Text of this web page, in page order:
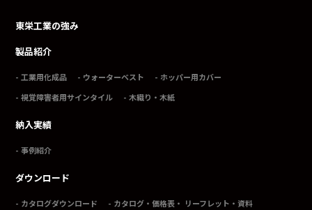
東栄工業の強み
製品紹介
工業用化成品 ウォーターベスト
ホッパー用カバー
視覚障害者用サインタイル
木織り・木紙
納入実績
事例紹介
ダウンロード
カタログダウンロード
カタログ・価格表・ リーフレット・資料